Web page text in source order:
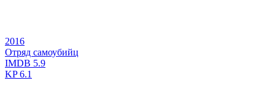
2016
Отряд самоубийц
IMDB 5.9
KP6.1